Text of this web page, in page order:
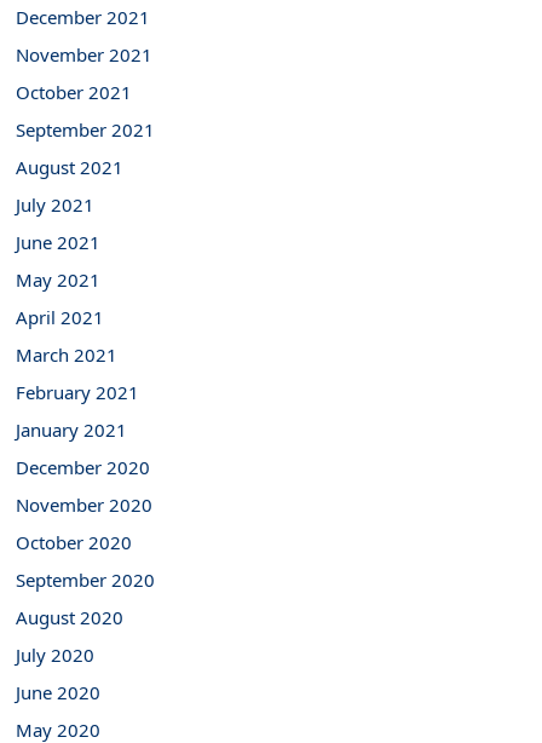
December 2021
November 2021
October 2021
September 2021
August 2021
July 2021
June 2021
May 2021
April 2021
March 2021
February 2021
January 2021
December 2020
November 2020
October 2020
September 2020
August 2020
July 2020
June 2020
May 2020